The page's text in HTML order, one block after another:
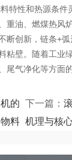
特性和热源条件
重油、燃煤热风
断创新，链条+
粘壁。随着工业
尾气净化等方面
的
料
下一篇：
机理与核